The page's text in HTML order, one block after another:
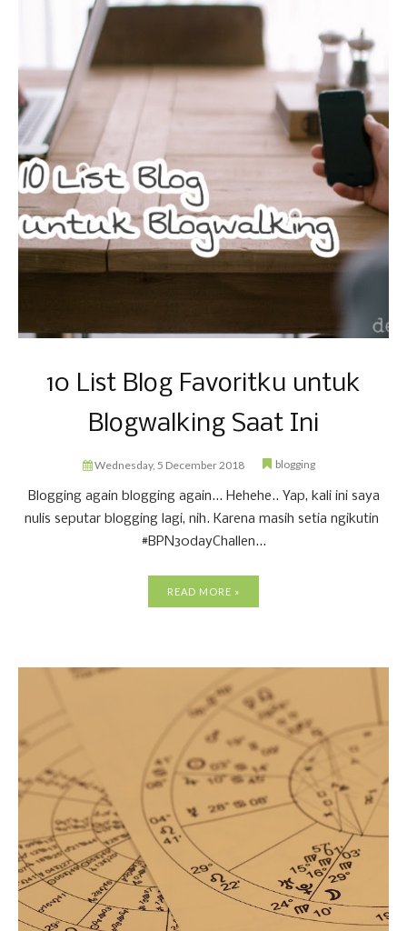
10 List Blog Favoritku untuk
Blogwalking Saat Ini
Wednesday, 5 December 2018 blogging
Blogging again blogging again... Hehehe.. Yap, kali ini saya
nulis seputar blogging lagi, nih. Karena masih setia ngikutin
#BPN30dayChallen...
READ MORE »